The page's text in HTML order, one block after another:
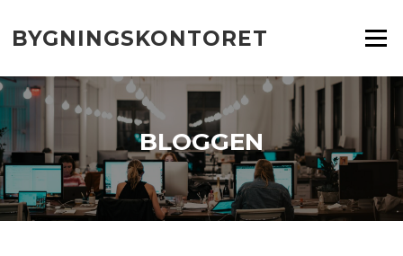
indhold
BYGNINGSKONTORET Menu
BLOGGEN